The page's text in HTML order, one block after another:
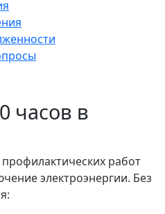
часов в
работ
электроэнергии. Без